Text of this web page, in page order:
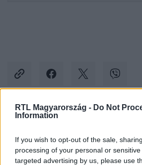
RTL Magyarország - Do Not
Information
If you wish to opt-out of the sale,
processing of your personal or
targeted advertising by us, please use
Kövess minket, és értesülj a
Követem